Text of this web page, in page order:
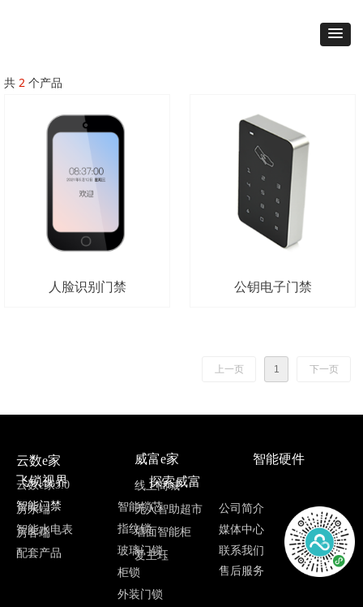
共 2 个产品
人脸识别门禁 公钥电子门禁
上一页 1 下一页
云数e家
云数e家3.0
房东端
房客端
威富e家
线上商城
无人智助超市
墙面智能柜
爱主珏
智能硬件
智能门禁
智能水电表
配套产品
飞锁视界 探索威富
智能锁芯
指纹锁
玻璃门锁
柜锁
外装门锁
公司简介
媒体中心
联系我们
售后服务